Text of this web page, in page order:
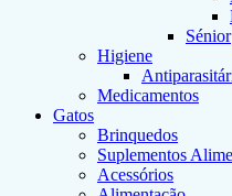
Sénior
Higiene
Medicamentos
Gatos
Brinquedos
Suplementos
Acessórios